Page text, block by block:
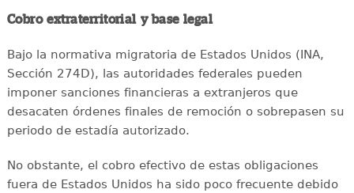
Cobro extraterritorial y base legal
Bajo la normativa migratoria de Estados Unidos (INA,
Sección 274D), las autoridades federales pueden
imponer sanciones financieras a extranjeros que
desacaten órdenes finales de remoción o sobrepasen su
periodo de estadía autorizado.
No obstante, el cobro efectivo de estas obligaciones
fuera de Estados Unidos ha sido poco frecuente debido